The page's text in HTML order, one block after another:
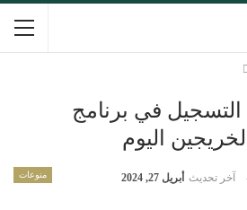
في برنامج
اليوم
منوعات آخر تحديث أبريل 27, 2024